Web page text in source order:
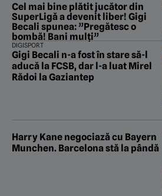
Cel mai bine plătit jucător din
SuperLigă a devenit liber! Gigi
Becali spunea: ”Pregătesc o
bombă! Bani mulți”
DIGISPORT
Gigi Becali n-a fost în stare să-l
aducă la FCSB, dar l-a luat Mirel
Rădoi la Gaziantep
Harry Kane negociază cu Bayern
Munchen. Barcelona stă la pândă